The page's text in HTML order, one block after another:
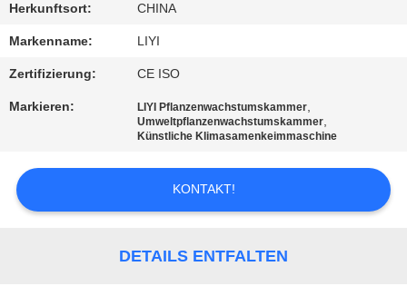
MIT
UNS
IN
VERBINDUNG
FORDERN
SIE EIN
Herkunftsort: CHINA
Markenname: LIYI
Zertifizierung: CE ISO
Markieren: LIYI Pflanzenwachstumskammer,
Umweltpflanzenwachstumskammer,
Künstliche Klimasamenkeimmaschine
KONTAKT!
DETAILS ENTFALTEN